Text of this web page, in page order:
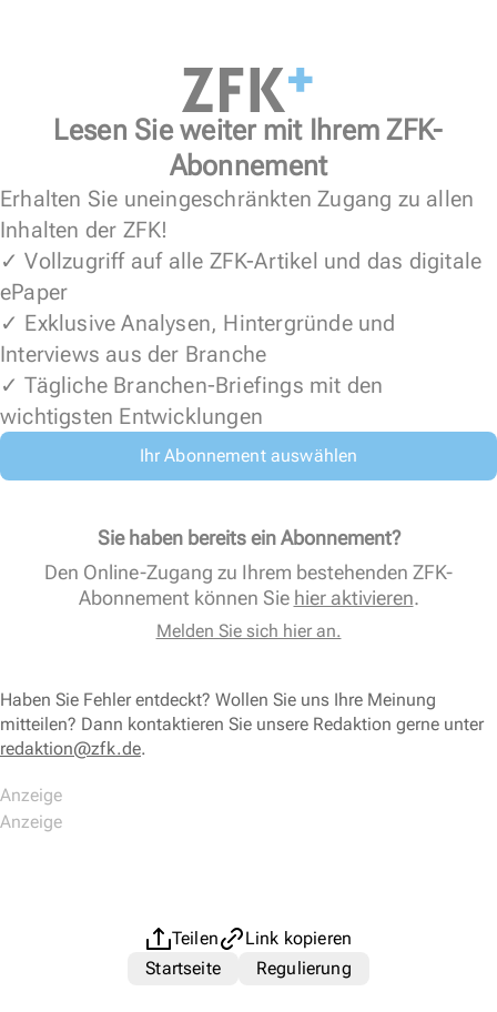
Lesen Sie weiter mit Ihrem ZFK-
Abonnement
Erhalten Sie uneingeschränkten Zugang zu allen
Inhalten der ZFK!
✓ Vollzugriff auf alle ZFK-Artikel und das digitale
ePaper
✓ Exklusive Analysen, Hintergründe und
Interviews aus der Branche
✓ Tägliche Branchen-Briefings mit den
wichtigsten Entwicklungen
Ihr Abonnement auswählen
Sie haben bereits ein Abonnement?
Den Online-Zugang zu Ihrem bestehenden ZFK-
Abonnement können Sie hier aktivieren.
Melden Sie sich hier an.
Haben Sie Fehler entdeckt? Wollen Sie uns Ihre Meinung
mitteilen? Dann kontaktieren Sie unsere Redaktion gerne unter
redaktion@zfk.de.
Teilen
Link kopieren
Startseite
Regulierung